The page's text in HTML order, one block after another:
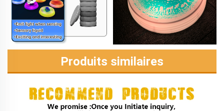
Produits similaires